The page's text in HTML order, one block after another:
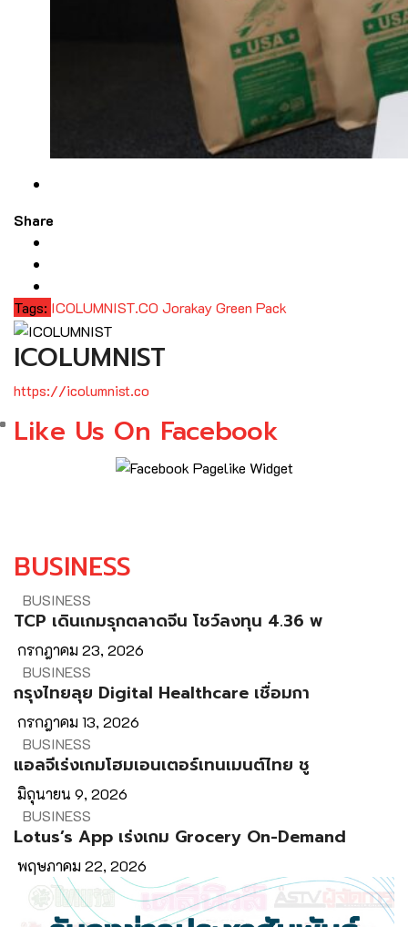
Share
Tags: ICOLUMNIST.CO Jorakay Green Pack
ICOLUMNIST
https://icolumnist.co
Like Us On Facebook
BUSINESS
BUSINESS
TCP เดินเกมรุกตลาดจีน โชว์ลงทุน 4.36 พ
กรกฎาคม 23, 2026
BUSINESS
กรุงไทยลุย Digital Healthcare เชื่อมกา
กรกฎาคม 13, 2026
BUSINESS
แอลจีเร่งเกมโฮมเอนเตอร์เทนเมนต์ไทย ชู
มิถุนายน 9, 2026
BUSINESS
Lotus’s App เร่งเกม Grocery On-Demand
พฤษภาคม 22, 2026